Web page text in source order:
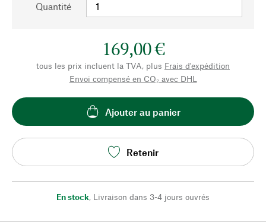
Quantité
169,00 €
tous les prix incluent la TVA, plus Frais d'expédition
Envoi compensé en CO₂ avec DHL
Ajouter au panier
Retenir
En stock, Livraison dans 3-4 jours ouvrés